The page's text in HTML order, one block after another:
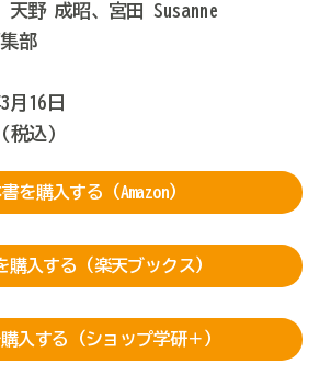
天野 成昭、宮田 Susanne
部
月16日
(税込)
を購入する（Amazon）
購入する（楽天ブックス）
入する（ショップ学研＋）